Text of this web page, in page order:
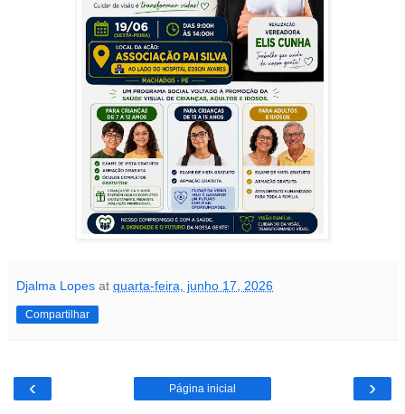
Djalma Lopes at quarta-feira, junho 17, 2026
Compartilhar
‹ ›
Página inicial